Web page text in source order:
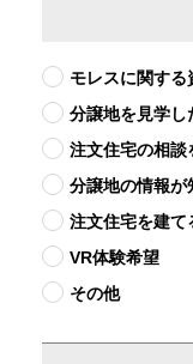
モレスに関する
分譲地を見学し
注文住宅の相談
分譲地の情報が
注文住宅を建て
VR体験希望
その他